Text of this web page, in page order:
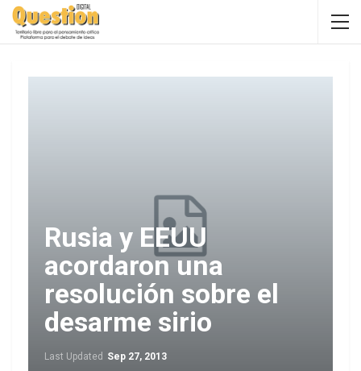
Rusia y EEUU
acordaron una
resolución sobre el
desarme sirio
Last Updated Sep 27, 2013